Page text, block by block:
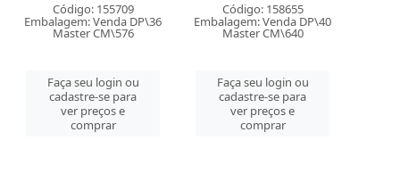
Código: 155709
Embalagem: Venda DP\36
Master CM\576
Faça seu login ou
cadastre-se para
ver preços e
comprar
Código: 158655
Embalagem: Venda DP\40
Master CM\640
Faça seu login ou
cadastre-se para
ver preços e
comprar